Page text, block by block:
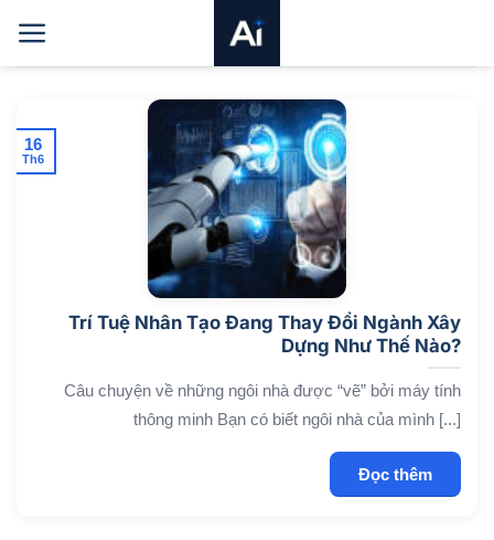
qua
nội
Trí Tuệ Nhân Tạo Đang Thay Đổi Ngành Xây
Dựng Như Thế Nào?
Câu chuyện về những ngôi nhà được “vẽ” bởi máy tính
thông minh Bạn có biết ngôi nhà của mình [...]
Đọc thêm
16
Th6